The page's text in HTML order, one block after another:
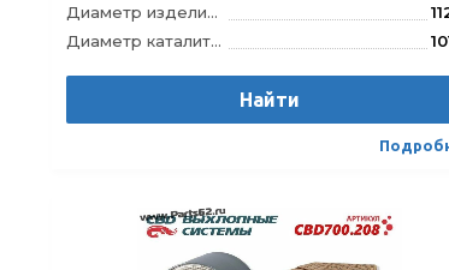
Диаметр изделия, мм
Диаметр каталитического блока, мм
Модель
Найти